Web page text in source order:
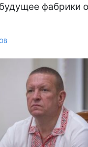
фабрики